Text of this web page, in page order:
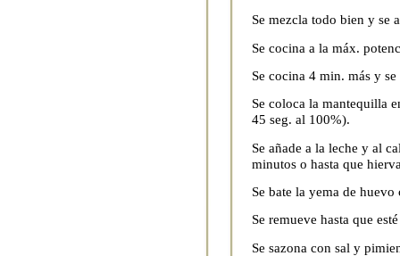
Se mezcla todo bien y se
Se cocina a la máx.
Se cocina 4 min. más y
Se coloca la mantequilla
45 seg. al 100%).
Se añade a la leche y al
minutos o hasta que
Se bate la yema de
Se remueve hasta que
Se sazona con sal y